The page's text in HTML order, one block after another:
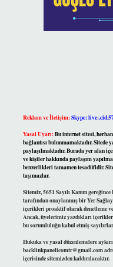
Reklam ve İletişim:Skype:
Yasal Uyarı:Bu internet sitesi,
bağlantısı bulunmamaktadır. Sitede
paylaşılmaktadır. Burada yer alan
ve kişiler hakkında paylaşım
benzerlikleri tamamen tesadüfidir.
taşımazlar.
Sitemiz, 5651 Sayılı Kanun
tarafından onaylanmış bir Yer
içerikleri proaktif olarak denetleme
Ancak, üyelerimiz yazdıkları
bu sorumluluğu kabul etmiş
Hukuka ve yasal düzenlemelere
backlinkpanelicomtr@gmail.com
içerisinde sitemizden kaldırılacaktır.